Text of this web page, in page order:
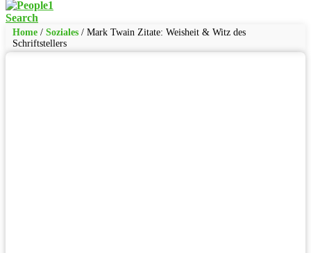
Search
Home / Soziales / Mark Twain Zitate: Weisheit & Witz des
Schriftstellers